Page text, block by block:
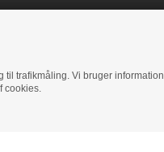
til trafikmåling. Vi bruger
cookies.